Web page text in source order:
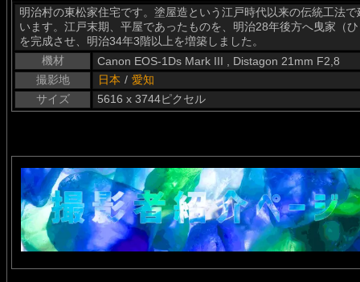
明治村の東松家住宅です。塗屋造という江戸時代以来の伝統工法
います。江戸末期、平屋であったものを、明治28年後方へ曳家（
を完成させ、明治34年3階以上を増築しました。
機材
Canon EOS-1Ds Mark III , Distagon 21mm F2,8
撮影地
日本 / 愛知
サイズ
5616 x 3744ピクセル